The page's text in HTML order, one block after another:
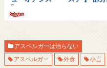
アスペルガーは治らない
アスペルガー
外食 小言